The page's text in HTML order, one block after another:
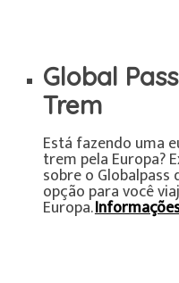
Global
Trem
Está fazendo uma
trem pela Europa?
sobre o
opção para você
Europa.